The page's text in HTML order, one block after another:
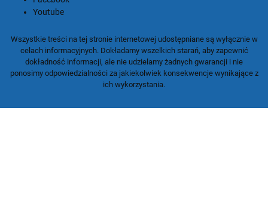
Youtube
Wszystkie treści na tej stronie internetowej udostępniane są wyłącznie w
celach informacyjnych. Dokładamy wszelkich starań, aby zapewnić
dokładność informacji, ale nie udzielamy żadnych gwarancji i nie
ponosimy odpowiedzialności za jakiekolwiek konsekwencje wynikające z
ich wykorzystania.